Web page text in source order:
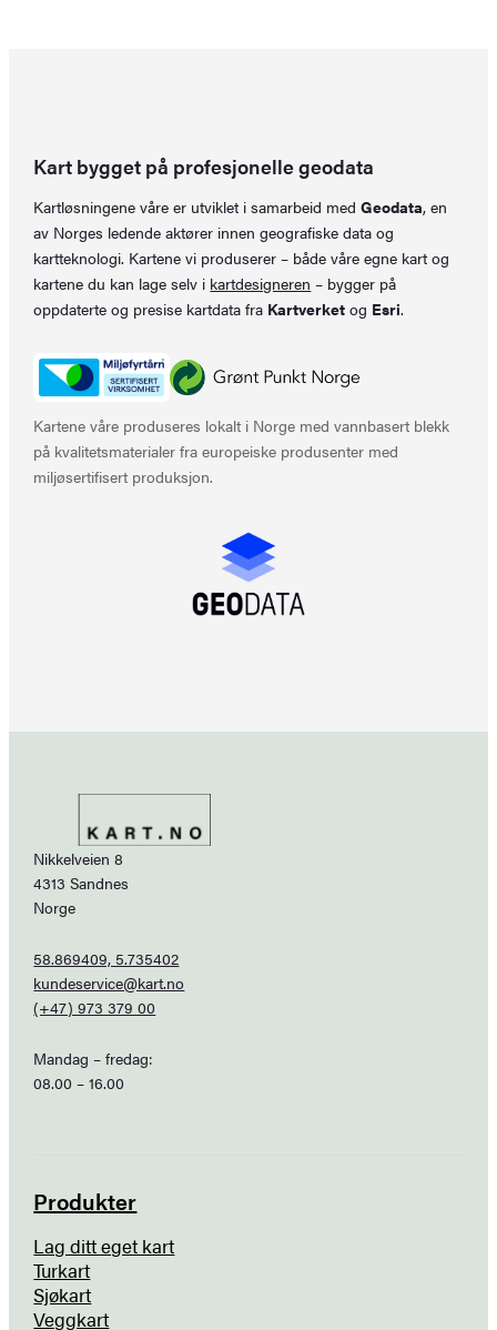
Kart bygget på profesjonelle geodata
Kartløsningene våre er utviklet i samarbeid medGeodata, en
av Norges ledende aktører innen geografiske data og
kartteknologi. Kartene vi produserer – både våre egne kart og
kartene du kan lage selv i kartdesigneren – bygger på
oppdaterte og presise kartdata fra Kartverket og Esri.
Kartene våre produseres lokalt i Norge med vannbasert blekk
på kvalitetsmaterialer fra europeiske produsenter med
miljøsertifisert produksjon.
Nikkelveien 8
4313 Sandnes
Norge
58.869409, 5.735402
kundeservice@kart.no
(+47) 973 379 00
Mandag – fredag:
08.00 – 16.00
Produkter
Lag ditt eget kart
Turkart
Sjøkart
Veggkart